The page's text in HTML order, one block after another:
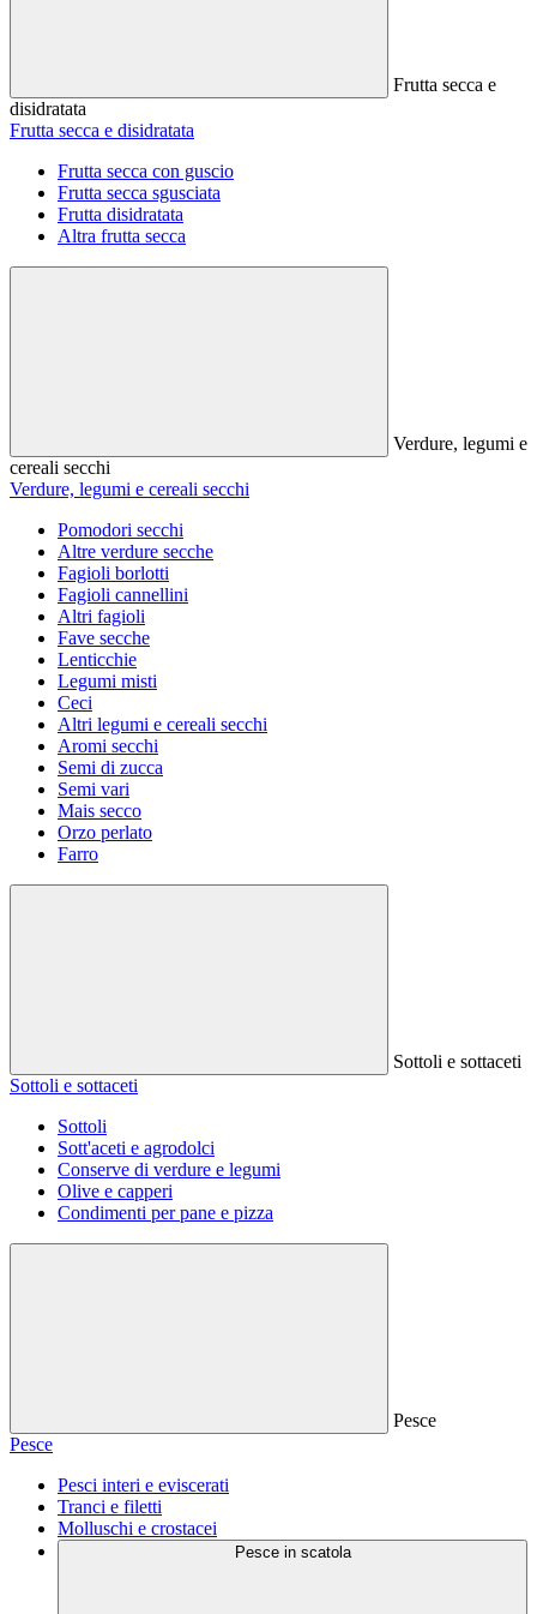
Frutta secca e
disidratata
Frutta secca e disidratata
Frutta secca con guscio
Frutta secca sgusciata
Frutta disidratata
Altra frutta secca
Verdure, legumi e
cereali secchi
Verdure, legumi e cereali secchi
Pomodori secchi
Altre verdure secche
Fagioli borlotti
Fagioli cannellini
Altri fagioli
Fave secche
Lenticchie
Legumi misti
Ceci
Altri legumi e cereali secchi
Aromi secchi
Semi di zucca
Semi vari
Mais secco
Orzo perlato
Farro
Sottoli e sottaceti
Sottoli e sottaceti
Sottoli
Sott'aceti e agrodolci
Conserve di verdure e legumi
Olive e capperi
Condimenti per pane e pizza
Pesce
Pesce
Pesci interi e eviscerati
Tranci e filetti
Molluschi e crostacei
Pesce in scatola